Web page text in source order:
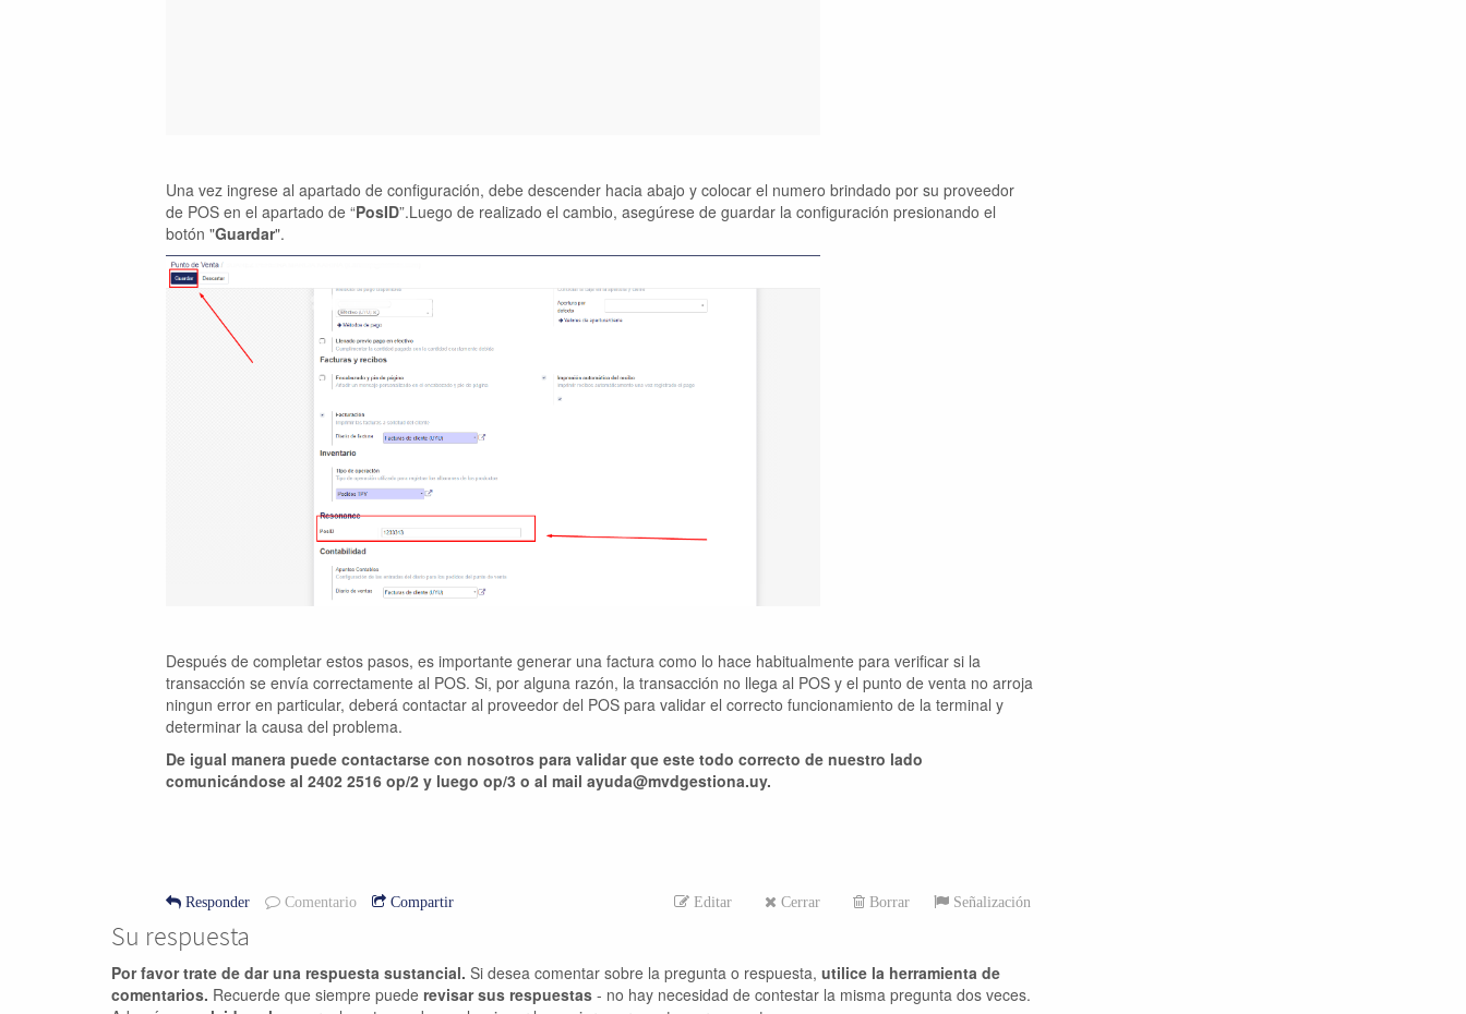
Una vez ingrese al apartado de configuración, debe descender hacia abajo y colocar el numero brindado por su proveedor
de POS en el apartado de “PosID”.Luego de realizado el cambio, asegúrese de guardar la configuración presionando el
botón "Guardar".
Después de completar estos pasos, es importante generar una factura como lo hace habitualmente para verificar si la
transacción se envía correctamente al POS. Si, por alguna razón, la transacción no llega al POS y el punto de venta no arroja
ningun error en particular, deberá contactar al proveedor del POS para validar el correcto funcionamiento de la terminal y
determinar la causa del problema.
De igual manera puede contactarse con nosotros para validar que este todo correcto de nuestro lado
comunicándose al 2402 2516 op/2 y luego op/3 o al mail ayuda@mvdgestiona.uy.
Editar Cerrar Borrar Señalización
Responder Comentario Compartir
Su respuesta
Por favor trate de dar una respuesta sustancial. Si desea comentar sobre la pregunta o respuesta, utilice la herramienta de
comentarios. Recuerde que siempre puede revisar sus respuestas - no hay necesidad de contestar la misma pregunta dos veces.